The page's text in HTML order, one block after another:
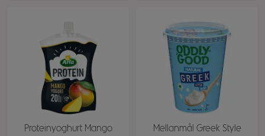
Proteinyoghurt Mango
Mellanmål Greek Style